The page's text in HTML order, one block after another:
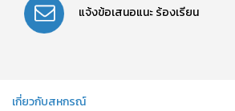
แจ้งข้อเสนอแนะร้องเรียน
เกี่ยวกับสหกรณ์